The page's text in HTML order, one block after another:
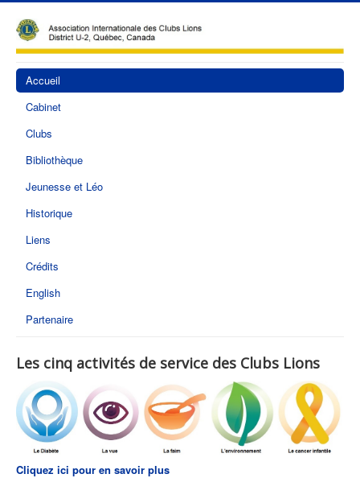
Accueil
Cabinet
Clubs
Bibliothèque
Jeunesse et Léo
Historique
Liens
Crédits
English
Partenaire
Les cinq activités de service des Clubs Lions
Cliquez ici pour en savoir plus